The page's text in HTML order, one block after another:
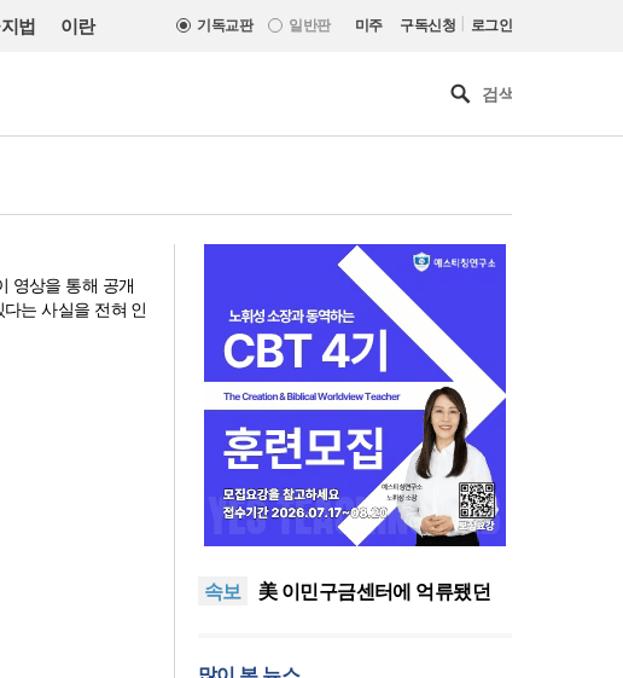
법 이란 기독교판 일반판 미주 구독신청 | 로그인
영상을 통해 공개
는 사실을 전혀 인
속보
인도 마하라슈트라주 개종 금
발
이드 대학 캠퍼스 영구 사용 승
美 이민구금센터에 억류됐던